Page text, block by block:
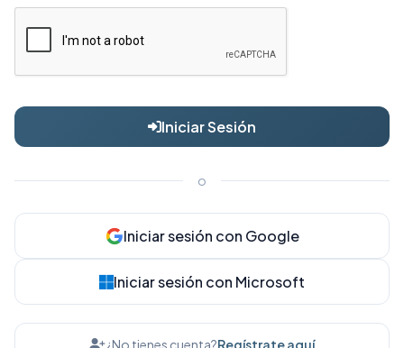
Iniciar Sesión
o
Iniciar sesión con Google
Iniciar sesión con Microsoft
¿No tienes cuenta?Regístrate aquí